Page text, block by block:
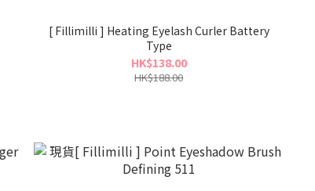
[ Fillimilli ] Heating Eyelash Curler Battery
Type
HK$138.00
HK$188.00